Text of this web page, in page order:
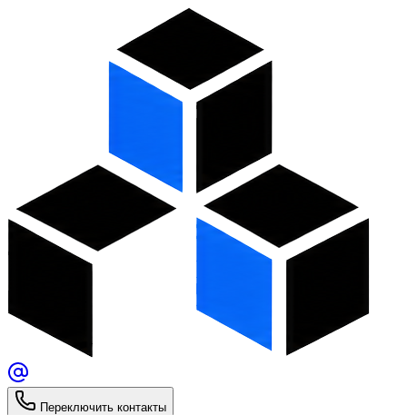
Переключить контакты